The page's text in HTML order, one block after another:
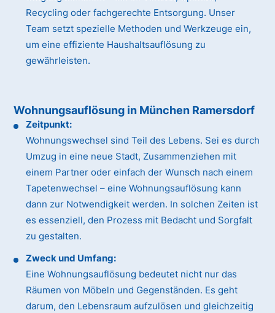
Recycling oder fachgerechte Entsorgung. Unser
Team setzt spezielle Methoden und Werkzeuge ein,
um eine effiziente Haushaltsauflösung zu
gewährleisten.
Wohnungsauflösung in München Ramersdorf
Zeitpunkt:
Wohnungswechsel sind Teil des Lebens. Sei es durch
Umzug in eine neue Stadt, Zusammenziehen mit
einem Partner oder einfach der Wunsch nach einem
Tapetenwechsel – eine Wohnungsauflösung kann
dann zur Notwendigkeit werden. In solchen Zeiten ist
es essenziell, den Prozess mit Bedacht und Sorgfalt
zu gestalten.
Zweck und Umfang:
Eine Wohnungsauflösung bedeutet nicht nur das
Räumen von Möbeln und Gegenständen. Es geht
darum, den Lebensraum aufzulösen und gleichzeitig